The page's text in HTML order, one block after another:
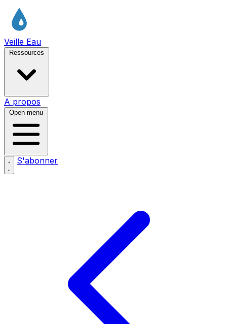
Veille Eau
Ressources
A propos
Open menu
S'abonner